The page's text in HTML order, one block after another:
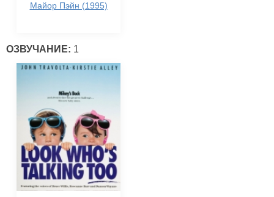
Майор Пэйн (1995)
ОЗВУЧАНИЕ: 1